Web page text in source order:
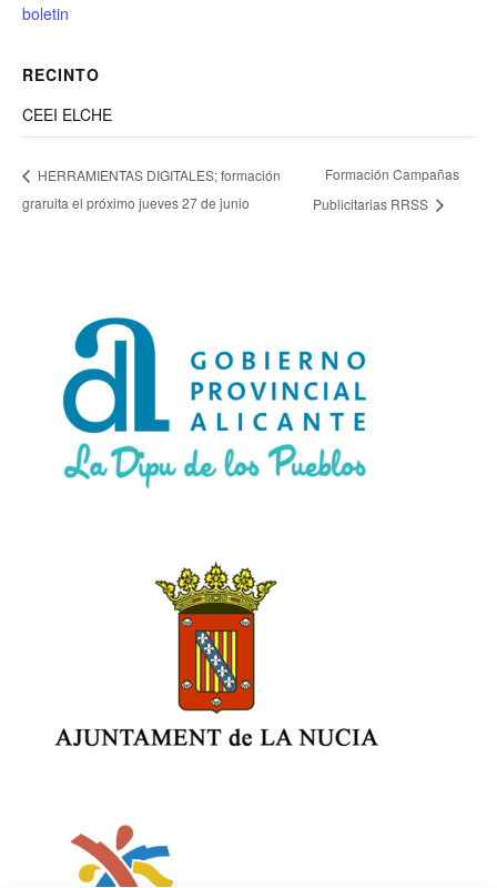
boletin
RECINTO
CEEI ELCHE
HERRAMIENTAS DIGITALES; formación
graruita el próximo jueves 27 de junio
Formación Campañas
Publicitarias RRSS